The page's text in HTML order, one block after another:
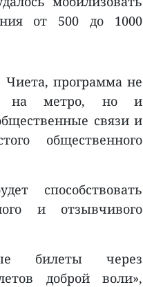
от 500 до 1000
программа не
на метро, но и
связи и
общественного
способствовать
и отзывчивого
билеты через
доброй воли»,